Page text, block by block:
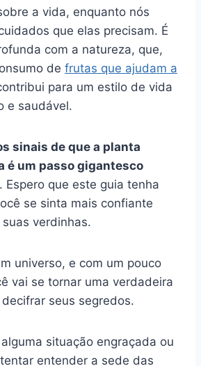
a vida, enquanto nós
que elas precisam. É
com a natureza, que,
de frutas que ajudam a
para um estilo de vida
e saudável.
sinais de que a planta
é um passo gigantesco
. Espero que este guia tenha
se sinta mais confiante
verdinhas.
universo, e com um pouco
vai se tornar uma verdadeira
seus segredos.
situação engraçada ou
entender a sede das